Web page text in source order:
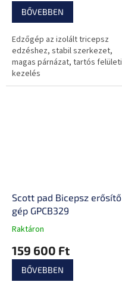
BŐVEBBEN
Edzőgép az izolált tricepsz
edzéshez, stabil szerkezet,
magas párnázat, tartós felületi
kezelés
Scott pad Bicepsz erősítő
gép GPCB329
A
átlagos
értékelése
Raktáron
159 600 Ft
BŐVEBBEN